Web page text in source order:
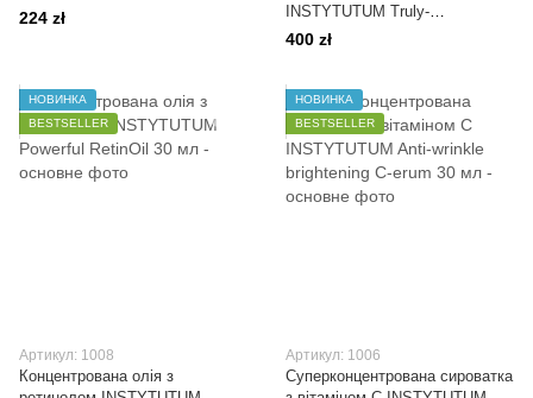
224 zł
INSTYTUTUM Truly-
Transforming Brightening Eye
400 zł
НОВИНКА
BESTSELLER
Артикул: 1008
Концентрована олія з
НОВИНКА
BESTSELLER
Артикул: 1006
Суперконцентрована сироватка